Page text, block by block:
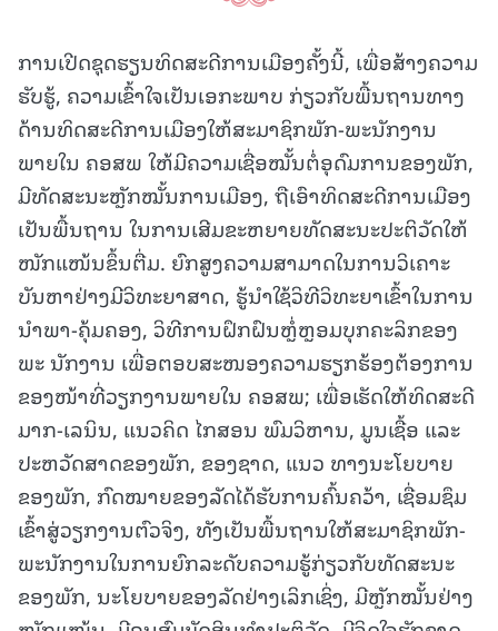
ການເປີດຊຸດຮຽນທິດສະດີການເມືອງຄັ້ງນີ້, ເພື່ອສ້າງຄວາມ
ຮັບຮູ້, ຄວາມເຂົ້າໃຈເປັນເອກະພາບ ກ່ຽວກັບພື້ນຖານທາງ
ດ້ານທິດສະດີການເມືອງໃຫ້ສະມາຊິກພັກ-ພະນັກງານ
ພາຍໃນ ຄອສພ ໃຫ້ມີຄວາມເຊື່ອໝັ້ນຕໍ່ອຸດົມການຂອງພັກ,
ມີທັດສະນະຫຼັກໝັ້ນການເມືອງ, ຖືເອົາທິດສະດີການເມືອງ
ເປັນພື້ນຖານ ໃນການເສີມຂະຫຍາຍທັດສະນະປະຕິວັດໃຫ້
ໜັກແໜ້ນຂຶ້ນຕື່ມ. ຍົກສູງຄວາມສາມາດໃນການວິເຄາະ
ບັນຫາຢ່າງມີວິທະຍາສາດ, ຮູ້ນຳໃຊ້ວິທີວິທະຍາເຂົ້າໃນການ
ນໍາພາ-ຄຸ້ມຄອງ, ວິທີການຝຶກຝົນຫຼໍ່ຫຼອມບຸກຄະລິກຂອງ
ພະ ນັກງານ ເພື່ອຕອບສະໜອງຄວາມຮຽກຮ້ອງຕ້ອງການ
ຂອງໜ້າທີ່ວຽກງານພາຍໃນ ຄອສພ; ເພື່ອເຮັດໃຫ້ທິດສະດີ
ມາກ-ເລນິນ, ແນວຄິດ ໄກສອນ ພົມວິຫານ, ມູນເຊື້ອ ແລະ
ປະຫວັດສາດຂອງພັກ, ຂອງຊາດ, ແນວ ທາງນະໂຍບາຍ
ຂອງພັກ, ກົດໝາຍຂອງລັດໄດ້ຮັບການຄົ້ນຄວ້າ, ເຊື່ອມຊຶມ
ເຂົ້າສູ່ວຽກງານຕົວຈິງ, ທັງເປັນພື້ນຖານໃຫ້ສະມາຊິກພັກ-
ພະນັກງານໃນການຍົກລະດັບຄວາມຮູ້ກ່ຽວກັບທັດສະນະ
ຂອງພັກ, ນະໂຍບາຍຂອງລັດຢ່າງເລິກເຊິ່ງ, ມີຫຼັກໝັ້ນຢ່າງ